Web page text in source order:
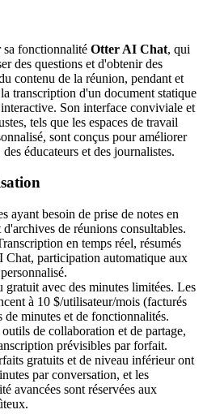
sa fonctionnalité Otter AI Chat, qui
des questions et d'obtenir des
contenu de la réunion, pendant et
transcription d'un document statique
Son interface conviviale et
tels que les espaces de travail
sont conçus pour améliorer
éducateurs et des journalistes.
ayant besoin de prise de notes en
de réunions consultables.
en temps réel, résumés
Chat, participation automatique aux
gratuit avec des minutes limitées. Les
à 10 $/utilisateur/mois (facturés
minutes et de fonctionnalités.
de collaboration et de partage,
prévisibles par forfait.
gratuits et de niveau inférieur ont
par conversation, et les
avancées sont réservées aux